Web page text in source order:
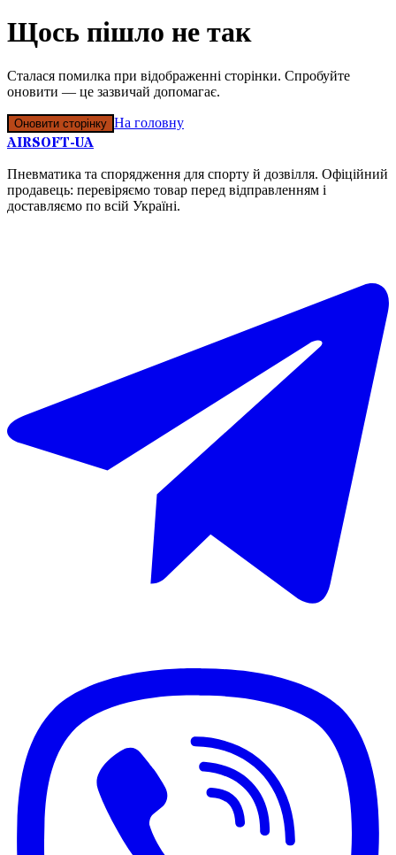
Щось пішло не так
Сталася помилка при відображенні сторінки. Спробуйте
оновити — це зазвичай допомагає.
Оновити сторінку На головну
AIRSOFT-UA
Пневматика та спорядження для спорту й дозвілля. Офіційний
продавець: перевіряємо товар перед відправленням і
доставляємо по всій Україні.